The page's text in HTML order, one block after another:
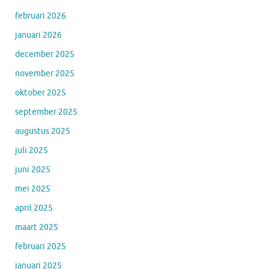
februari 2026
januari 2026
december 2025
november 2025
oktober 2025
september 2025
augustus 2025
juli 2025
juni 2025
mei 2025
april 2025
maart 2025
februari 2025
januari 2025